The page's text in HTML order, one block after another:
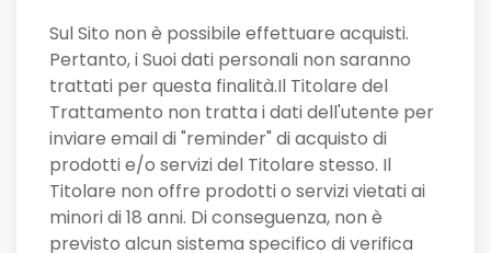
Sul Sito non è possibile effettuare acquisti.
Pertanto, i Suoi dati personali non saranno
trattati per questa finalità.Il Titolare del
Trattamento non tratta i dati dell'utente per
inviare email di "reminder" di acquisto di
prodotti e/o servizi del Titolare stesso. Il
Titolare non offre prodotti o servizi vietati ai
minori di 18 anni. Di conseguenza, non è
previsto alcun sistema specifico di verifica